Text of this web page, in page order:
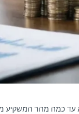
עד כמה מהר